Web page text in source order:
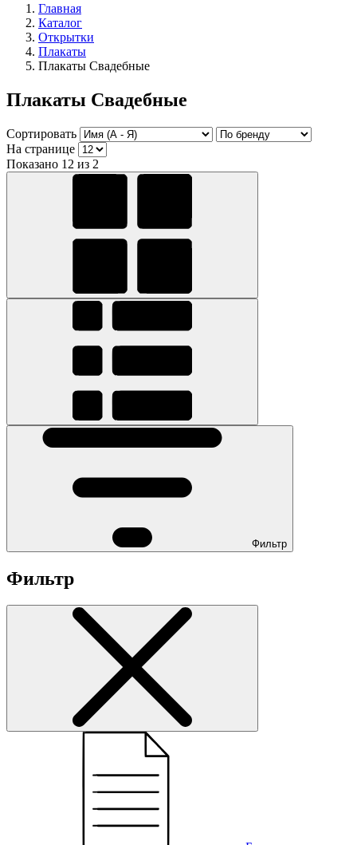
Главная
Каталог
Открытки
Плакаты
Плакаты Свадебные
Плакаты Свадебные
Сортировать
На странице
Показано 12 из 2
Фильтр
Фильтр